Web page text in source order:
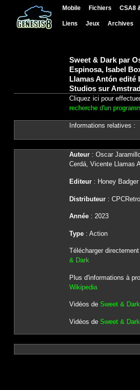
Mobile Fichiers CSA8
Liens Jeux Archives
Sweet & Dark par
Espinosa, Isabel
Llamas Antón edité
Studios sur
Cliquez ici pour
recherche d'un
Informations relatives :
Auteur: Oscar
Cerdá, Vicente Llamas
Editeur: Honey Badger
Distributeur :
Année: 2023
Type: Action
Télécharger
& Dark
Plus d'informations à
Wikipedia
Vidéos de Sweet &
Vidéos de Sweet &